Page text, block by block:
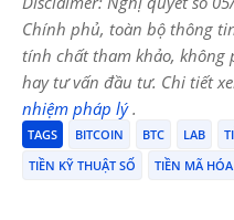
Chính phủ, toàn bộ thông
tính chất tham khảo, không
hay tư vấn đầu tư. Chi tiết
nhiệm pháp lý.
TAGS BITCOIN BTC LAB
TIỀN KỸ THUẬT SỐ
TIỀN MÃ HÓA